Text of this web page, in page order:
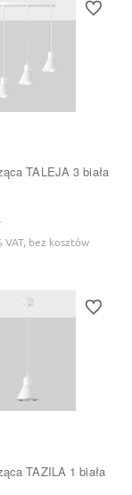
TALEJA 3 biała
VAT, bez kosztów
Do
TAZILA 1 biała
Do